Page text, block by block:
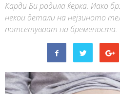
Карди Би родила ќерка. Иако
некои детали на нејзиното
потсетуваат на бременоста.